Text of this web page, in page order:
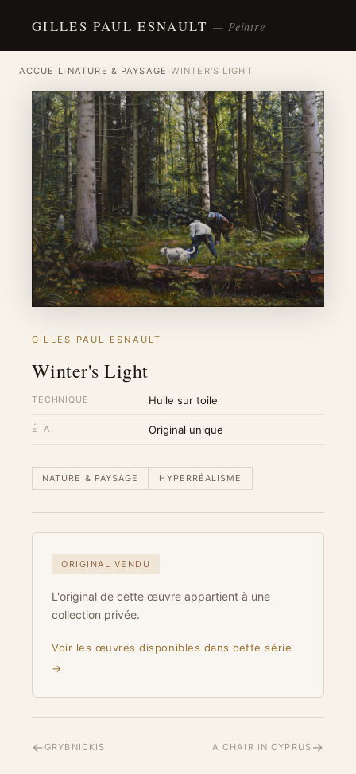
GILLES PAUL ESNAULT— Peintre
ACCUEIL› NATURE & PAYSAGE ›WINTER'S LIGHT
GILLES PAUL ESNAULT
Winter's Light
TECHNIQUE Huile sur toile
ÉTAT Original unique
NATURE & PAYSAGE HYPERRÉALISME
ORIGINAL VENDU
L'original de cette œuvre appartient à une
collection privée.
Voir les œuvres disponibles dans cette série
→
←GRYBNICKIS A CHAIR IN CYPRUS →